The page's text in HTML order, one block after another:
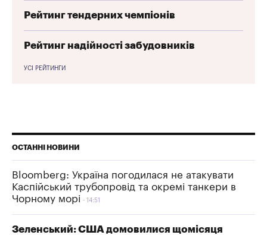
Рейтинг тендерних чемпіонів
Рейтинг надійності забудовників
УСІ РЕЙТИНГИ
ОСТАННІ НОВИНИ
Bloomberg: Україна погодилася не атакувати
Каспійський трубопровід та окремі танкери в
Чорному морі
14:51
Зеленський: США домовилися щомісяця